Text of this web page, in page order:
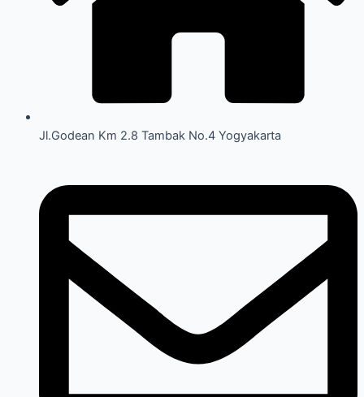
Jl.Godean Km 2.8 Tambak No.4 Yogyakarta